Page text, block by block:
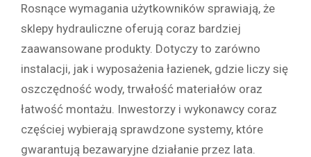
Rosnące wymagania użytkowników sprawiają, że
sklepy hydrauliczne oferują coraz bardziej
zaawansowane produkty. Dotyczy to zarówno
instalacji, jak i wyposażenia łazienek, gdzie liczy się
oszczędność wody, trwałość materiałów oraz
łatwość montażu. Inwestorzy i wykonawcy coraz
częściej wybierają sprawdzone systemy, które
gwarantują bezawaryjne działanie przez lata.